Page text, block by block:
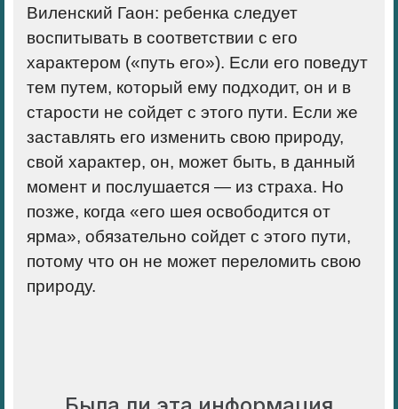
Виленский Гаон: ребенка следует
воспитывать в соответствии с его
характером («путь его»). Если его поведут
тем путем, который ему подходит, он и в
старости не сойдет с этого пути. Если же
заставлять его изменить свою природу,
свой характер, он, может быть, в данный
момент и послушается — из страха. Но
позже, когда «его шея освободится от
ярма», обязательно сойдет с этого пути,
потому что он не может переломить свою
природу.